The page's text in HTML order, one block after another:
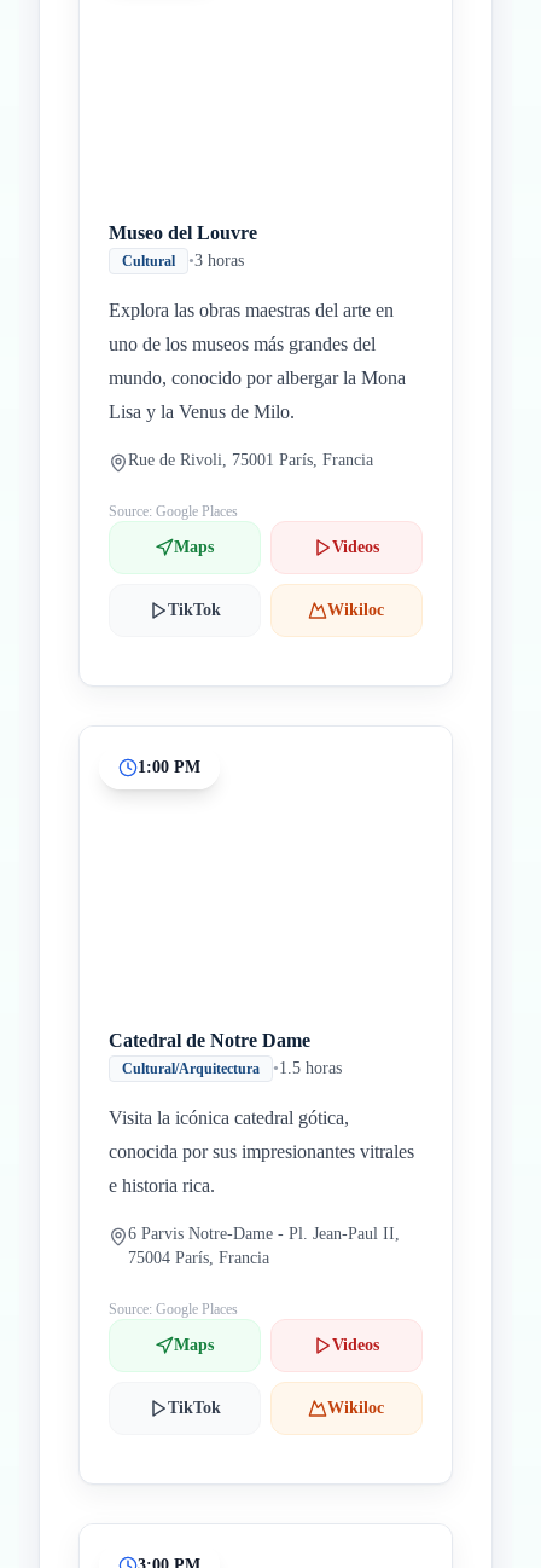
Museo del Louvre
Cultural •3 horas
Explora las obras maestras del arte en
uno de los museos más grandes del
mundo, conocido por albergar la Mona
Lisa y la Venus de Milo.
Rue de Rivoli, 75001 París, Francia
Source: Google Places
Maps Videos
TikTok Wikiloc
1:00 PM
Catedral de Notre Dame
Cultural/Arquitectura •1.5 horas
Visita la icónica catedral gótica,
conocida por sus impresionantes vitrales
e historia rica.
6 Parvis Notre-Dame - Pl. Jean-Paul II,
75004 París, Francia
Source: Google Places
Maps Videos
TikTok Wikiloc